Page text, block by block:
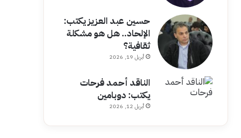
حسين عبد العزيز يكتب:
الإلحاد.. هل هو مشكلة
ثقافية؟
أبريل 19, 2026
الناقد أحمد فرحات
يكتب: دوبامين
أبريل 12, 2026